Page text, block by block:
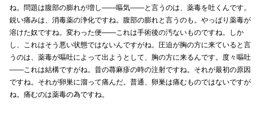
ね。問題は腹部の膨れが増し――嘔気――と言うのは、薬毒を吐くんです。
鋭い痛みは、消毒薬の浄化ですね。腹部の膨れと言うのも。やっぱり薬毒が
溶けた奴ですね。変わった便――これは手術後の汚ないものですね。しか
し、これはそう悪い状態ではないんですがね。圧迫が胸の方に来ていると言
うのは、薬毒が嘔吐によって出ようとして、胸の方に来るんです。度々嘔吐
――これは結構ですがね。昔の蕁麻疹の時の注射ですね。それが最初の原因
ですね。それが卵巣に溜って痛んだ。普通、卵巣は痛むものではないですが
ね。痛むのは薬毒の為ですね。